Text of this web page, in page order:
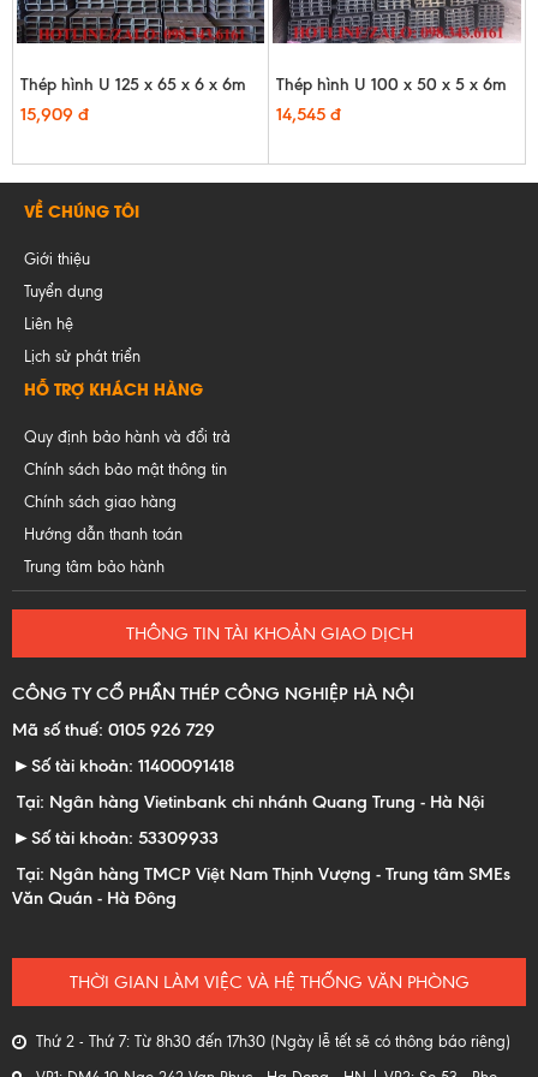
Thép hình U 125 x 65 x 6 x 6m
15,909 đ
Thép hình U 100 x 50 x 5 x 6m
14,545 đ
VỀ CHÚNG TÔI
Giới thiệu
Tuyển dụng
Liên hệ
Lịch sử phát triển
HỖ TRỢ KHÁCH HÀNG
Quy định bảo hành và đổi trả
Chính sách bảo mật thông tin
Chính sách giao hàng
Hướng dẫn thanh toán
Trung tâm bảo hành
THÔNG TIN TÀI KHOẢN GIAO DỊCH
CÔNG TY CỔ PHẦN THÉP CÔNG NGHIỆP HÀ NỘI
Mã số thuế: 0105 926 729
►Số tài khoản: 11400091418
Tại: Ngân hàng Vietinbank chi nhánh Quang Trung - Hà Nội
►Số tài khoản: 53309933
Tại: Ngân hàng TMCP Việt Nam Thịnh Vượng - Trung tâm SMEs
Văn Quán - Hà Đông
THỜI GIAN LÀM VIỆC VÀ HỆ THỐNG VĂN PHÒNG
Thứ 2 - Thứ 7: Từ 8h30 đến 17h30 (Ngày lễ tết sẽ có thông báo riêng)